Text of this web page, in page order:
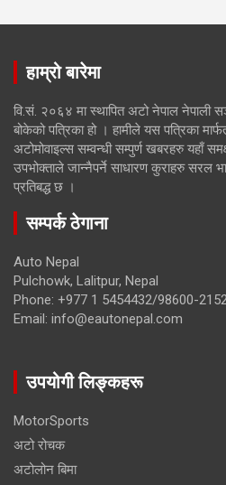
हाम्रो बारेमा
वि.सं. २०६४ मा स्थापित अटो नेपाल नेपाली
बोकेको पत्रिका हो । हामीले यस पत्रिका
अटोमोवाइल्स सम्वन्धी सम्पुर्ण खबरहरु यहाँ
उपभोक्ताले जान्नैपर्ने साधारण कुराहरु सरल
प्रतिबद्ध छ ।
सम्पर्क ठेगाना
Auto Nepal
Pulchowk, Lalitpur, Nepal
Phone: +977 1 5454432/98600-
Email: info@eautonepal.com
उपयोगी लिङ्कहरू
MotorSports
अटो रोचक
अटोलोन बिमा